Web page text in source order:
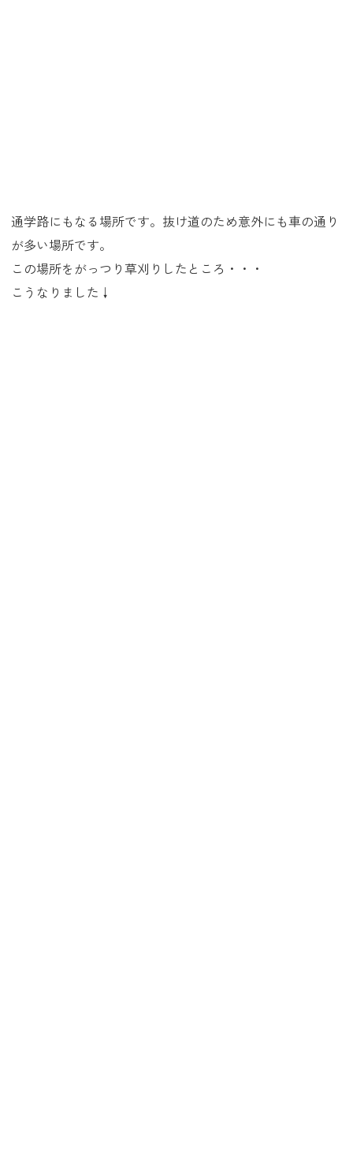
通学路にもなる場所です。抜け道のため意外にも車の通り
が多い場所です。
この場所をがっつり草刈りしたところ・・・
こうなりました↓